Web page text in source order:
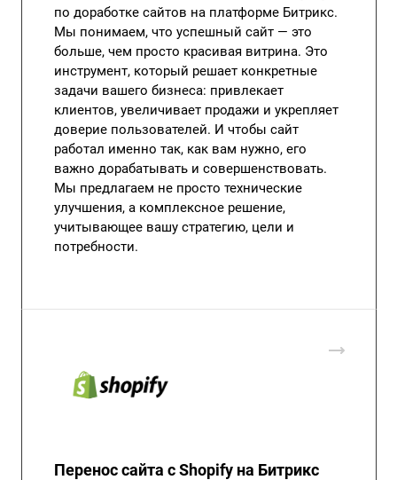
по доработке сайтов на платформе Битрикс.
Мы понимаем, что успешный сайт — это
больше, чем просто красивая витрина. Это
инструмент, который решает конкретные
задачи вашего бизнеса: привлекает
клиентов, увеличивает продажи и укрепляет
доверие пользователей. И чтобы сайт
работал именно так, как вам нужно, его
важно дорабатывать и совершенствовать.
Мы предлагаем не просто технические
улучшения, а комплексное решение,
учитывающее вашу стратегию, цели и
потребности.
Перенос сайта с Shopify на Битрикс